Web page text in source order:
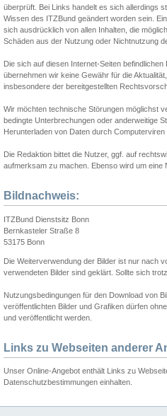
überprüft. Bei Links handelt es sich allerdings
Wissen des ITZBund geändert worden sein.
sich ausdrücklich von allen Inhalten, die
Schäden aus der Nutzung oder Nichtnutzung
Die sich auf diesen Internet-Seiten
übernehmen wir keine Gewähr für die
insbesondere der bereitgestellten
Wir möchten technische Störungen möglichst
bedingte Unterbrechungen oder anderweitige
Herunterladen von Daten durch
Die Redaktion bittet die Nutzer, ggf. auf
aufmerksam zu machen. Ebenso wird um eine
Bildnachweis:
ITZBund Dienstsitz Bonn
Bernkasteler Straße 8
53175 Bonn
Die Weiterverwendung der Bilder ist nur nach
verwendeten Bilder sind geklärt. Sollte sich
Nutzungsbedingungen für den Download von
veröffentlichten Bilder und Grafiken dürfen
und veröffentlicht werden.
Links zu Webseiten anderer
Unser Online-Angebot enthält Links zu
Datenschutzbestimmungen einhalten.